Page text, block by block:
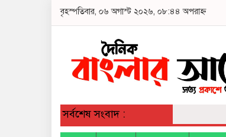
বৃহস্পতিবার, ০৬ অগাস্ট ২০২৬, ০৮:৪৪ অপরাহ্ন
সর্বশেষ সংবাদ :